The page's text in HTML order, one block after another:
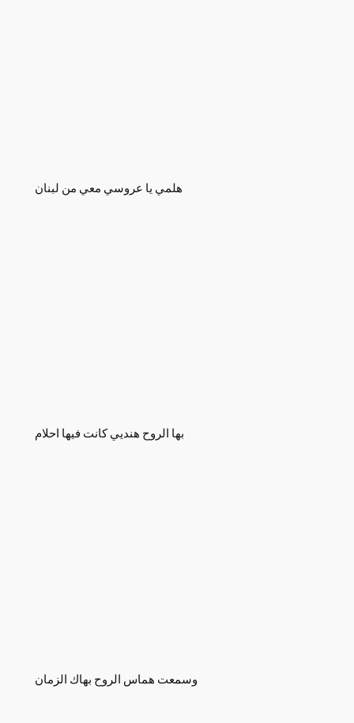
هلمي يا عروسي معي من لبنان
بها الروح هنديي كانت فيها احلام
وسمعت هماس الروح بهاك الزمان